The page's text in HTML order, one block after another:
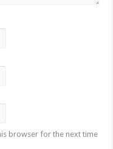
browser for the next time